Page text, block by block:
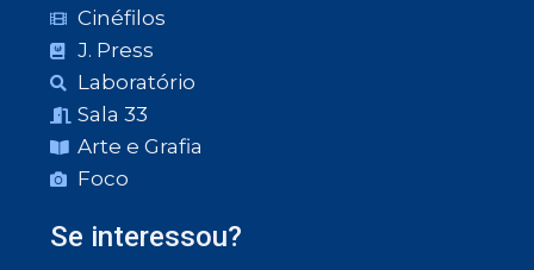
Cinéfilos
J. Press
Laboratório
Sala 33
Arte e Grafia
Foco
Se interessou?